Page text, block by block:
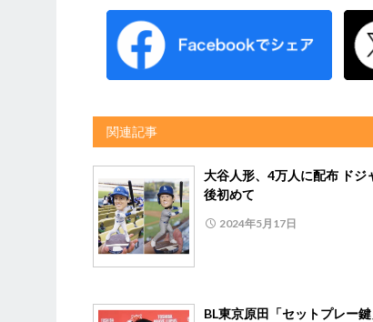
関連記事
大谷人形、4万人に配布 ドジ
後初めて
2024年5月17日
BL東京原田「セットプレー